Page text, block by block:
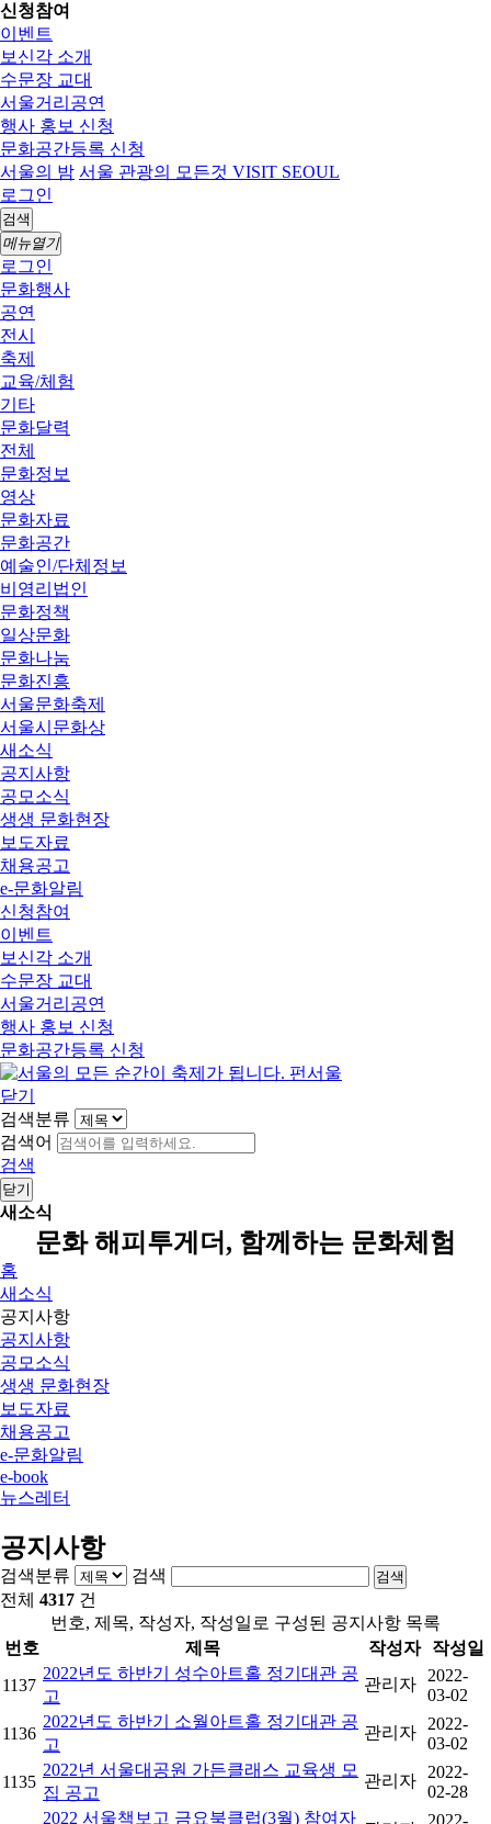
신청참여
이벤트
보신각 소개
수문장 교대
서울거리공연
행사 홍보 신청
문화공간등록 신청
서울의 밤 서울 관광의 모든것 VISIT SEOUL
로그인
검색
메뉴열기
로그인
문화행사
공연
전시
축제
교육/체험
기타
문화달력
전체
문화정보
영상
문화자료
문화공간
예술인/단체정보
비영리법인
문화정책
일상문화
문화나눔
문화진흥
서울문화축제
서울시문화상
새소식
공지사항
공모소식
생생 문화현장
보도자료
채용공고
e-문화알림
신청참여
이벤트
보신각 소개
수문장 교대
서울거리공연
행사 홍보 신청
문화공간등록 신청
닫기
검색분류
검색어
검색
닫기
새소식
문화 해피투게더, 함께하는 문화체험
홈
새소식
공지사항
공지사항
공모소식
생생 문화현장
보도자료
채용공고
e-문화알림
e-book
뉴스레터
공지사항
검색분류 검색 검색
전체 4317 건
번호, 제목, 작성자, 작성일로 구성된 공지사항 목록
번호
제목 작성자
작성일
1137
2022년도 하반기 성수아트홀 정기대관 공
고
관리자
2022-
03-02
1136
2022년도 하반기 소월아트홀 정기대관 공
고
관리자
2022-
03-02
1135
2022년 서울대공원 가든클래스 교육생 모
집 공고
관리자
2022-
02-28
2022 서울책보고 금요북클럽(3월) 참여자
2022-